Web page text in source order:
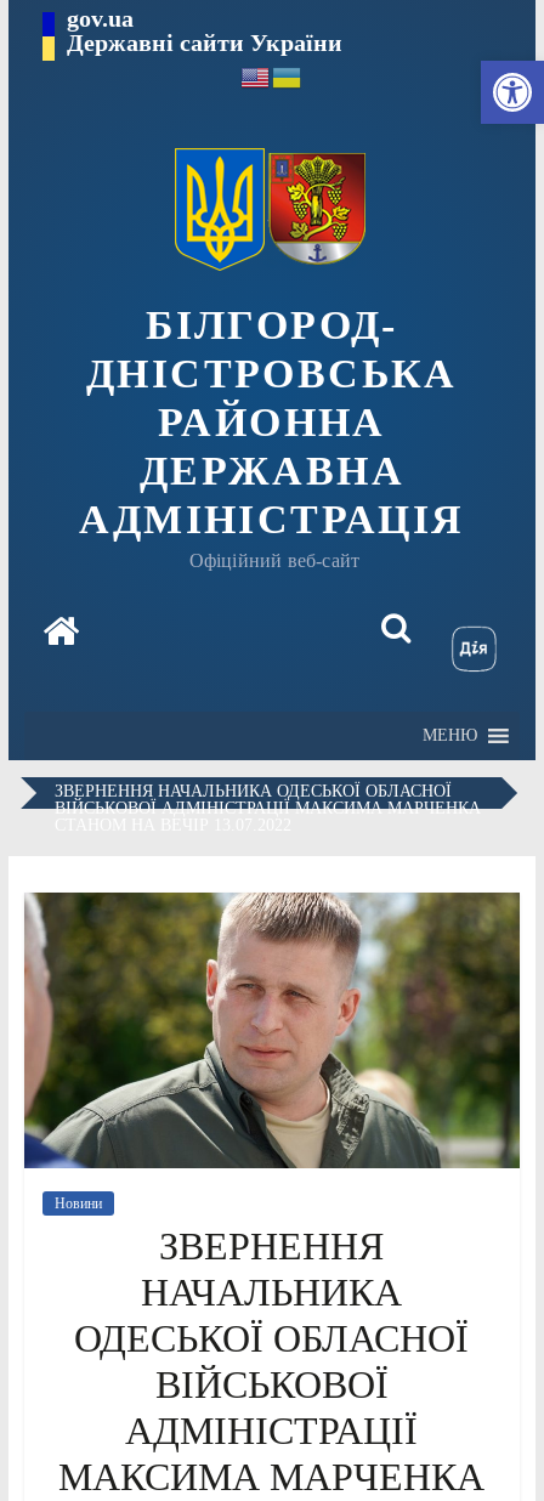
вмісту
gov.ua
Державні сайти України
БІЛГОРОД-
ДНІСТРОВСЬКА
РАЙОННА
ДЕРЖАВНА
АДМІНІСТРАЦІЯ
Офіційний веб-сайт
МЕНЮ
ЗВЕРНЕННЯ НАЧАЛЬНИКА ОДЕСЬКОЇ ОБЛАСНОЇ
ВІЙСЬКОВОЇ АДМІНІСТРАЦІЇ МАКСИМА МАРЧЕНКА
Новини
ЗВЕРНЕННЯ
НАЧАЛЬНИКА
ОДЕСЬКОЇ ОБЛАСНОЇ
ВІЙСЬКОВОЇ
АДМІНІСТРАЦІЇ
МАКСИМА МАРЧЕНКА